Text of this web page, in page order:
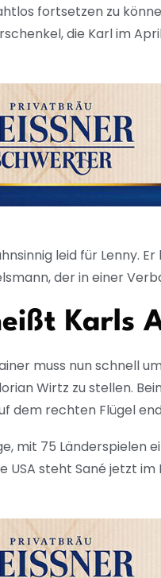
fortsetzen zu
die Karl im
leid für Lenny.
der in einer
Karls
muss nun schnell
Wirtz zu stellen.
dem rechten Flügel
mit 75 Länderspielen
USA steht Sané jetzt